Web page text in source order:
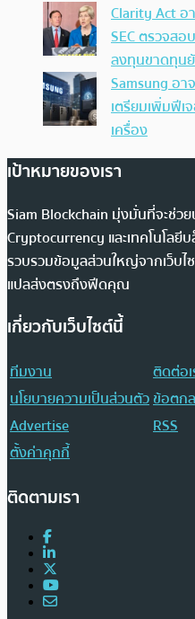
Clarity Act อ
SEC ตรวจส
ลงทุนขาดทุน
Samsung อ
เตรียมเพิ่มฟีเ
เครื่อง
เป้าหมายของเรา
Siam Blockchain มุ่งมั่นที่จะช่ว
Cryptocurrency และเทคโนโลยี
รวบรวมข้อมูลส่วนใหญ่จากเว็บไ
แปลส่งตรงถึงฟีดคุณ
เกี่ยวกับเว็บไซต์นี้
ทีมงาน
ติดต่อ
นโยบายความเป็นส่วนตัวข้อตก
Advertise
RSS
ตั้งค่าคุกกี้
ติดตามเรา